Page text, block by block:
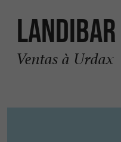
LANDIBAR
Ventas à Urdax